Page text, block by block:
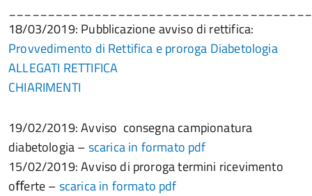
18/03/2019: Pubblicazione avviso di rettifica:
Provvedimento di Rettifica e proroga Diabetologia
ALLEGATI RETTIFICA
CHIARIMENTI
19/02/2019: Avviso consegna campionatura
diabetologia –scarica in formato pdf
15/02/2019: Avviso di proroga termini ricevimento
oﬀerte –scarica in formato pdf